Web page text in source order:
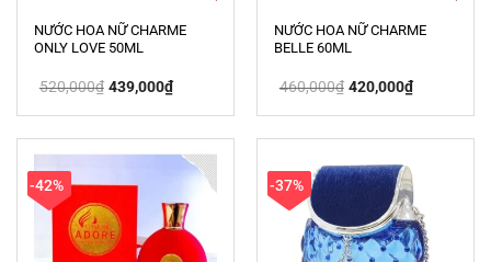
NƯỚC HOA NỮ CHARME
ONLY LOVE 50ML
520,000₫ Giá
gốc
439,000₫Giá
hiện
439,000₫.
NƯỚC HOA NỮ CHARME
BELLE 60ML
460,000₫ Giá
gốc
420,000₫Giá
hiện
420,000₫.
-42% -37%